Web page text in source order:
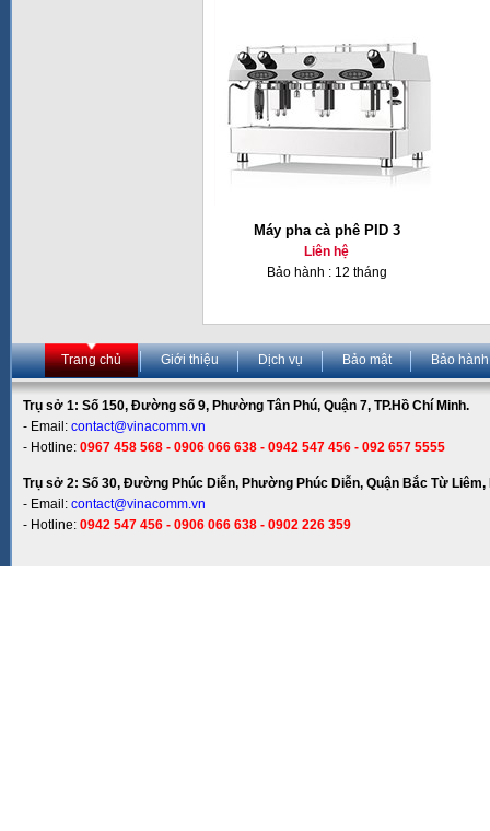
Máy pha cà phê PID 3
Liên hệ
Bảo hành : 12 tháng
Trang chủ Giới thiệu Dịch vụ Bảo mật Bảo hành
Trụ sở 1: Số 150, Đường số 9, Phường Tân Phú, Quận 7, TP.Hồ Chí Minh.
- Email: contact@vinacomm.vn
- Hotline: 0967 458 568 - 0906 066 638 - 0942 547 456 - 092 657 5555
Trụ sở 2: Số 30, Đường Phúc Diễn, Phường Phúc Diễn, Quận Bắc Từ Liêm,
- Email: contact@vinacomm.vn
- Hotline: 0942 547 456 - 0906 066 638 - 0902 226 359